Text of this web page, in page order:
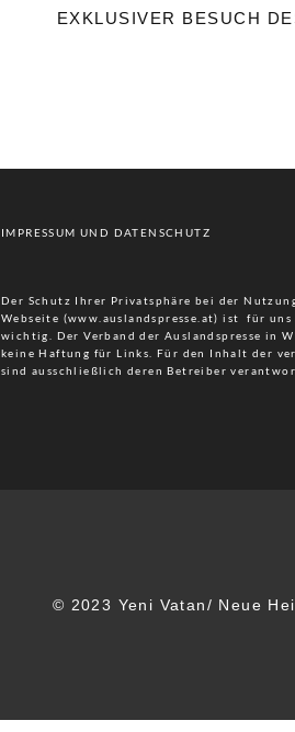
EXKLUSIVER BESUCH
IMPRESSUM UND DATENSCHUTZ
Der Schutz Ihrer Privatsphäre bei der
Webseite (www.auslandspresse.at) ist für uns
wichtig. Der Verband der Auslandspresse in
keine Haftung für Links. Für den Inhalt der
sind ausschließlich deren Betreiber
© 2023 Yeni Vatan/ Neue